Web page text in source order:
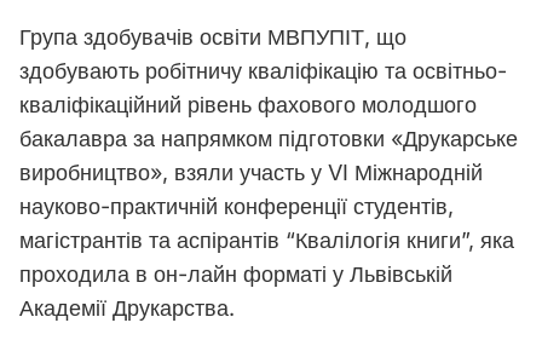
Група здобувачів освіти МВПУПІТ, що
здобувають робітничу кваліфікацію та освітньо-
кваліфікаційний рівень фахового молодшого
бакалавра за напрямком підготовки «Друкарське
виробництво», взяли участь у VI Міжнародній
науково-практичній конференції студентів,
магістрантів та аспірантів “Квалілогія книги”, яка
проходила в он-лайн форматі у Львівській
Академії Друкарства.